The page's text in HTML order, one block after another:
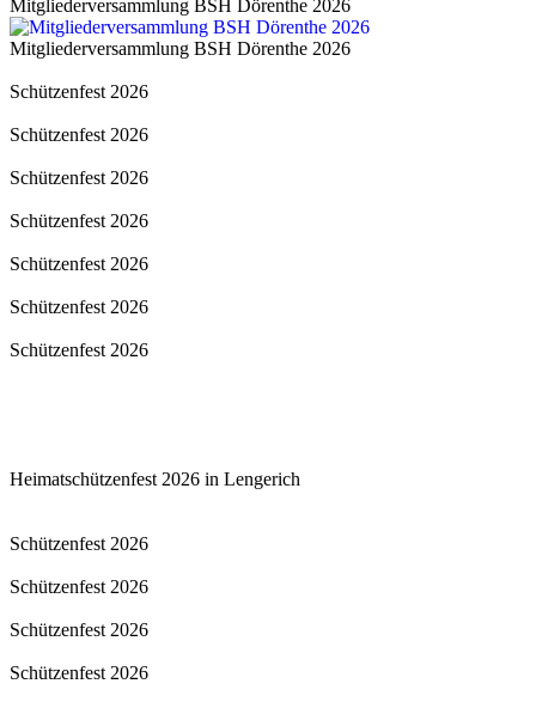
Mitgliederversammlung BSH Dörenthe 2026
Mitgliederversammlung BSH Dörenthe 2026
Schützenfest 2026
Schützenfest 2026
Schützenfest 2026
Schützenfest 2026
Schützenfest 2026
Schützenfest 2026
Schützenfest 2026
Heimatschützenfest 2026 in Lengerich
Schützenfest 2026
Schützenfest 2026
Schützenfest 2026
Schützenfest 2026